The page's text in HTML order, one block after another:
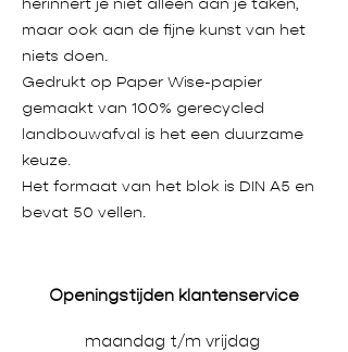
herinnert je niet alleen aan je taken,
maar ook aan de fijne kunst van het
niets doen.
Gedrukt op Paper Wise-papier
gemaakt van 100% gerecycled
landbouwafval is het een duurzame
keuze.
Het formaat van het blok is DIN A5 en
bevat 50 vellen.
Openingstijden klantenservice
maandag t/m vrijdag